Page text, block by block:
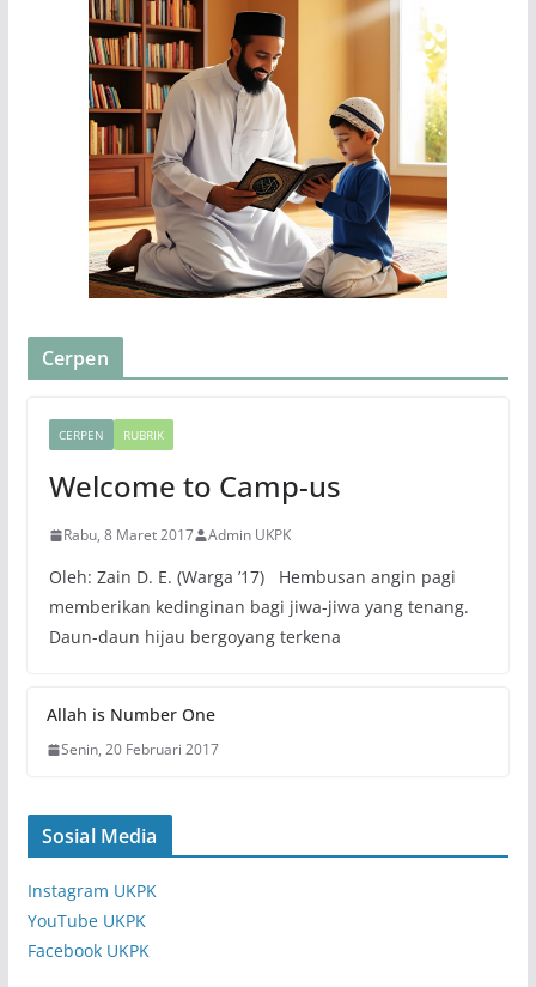
Cerpen
CERPEN RUBRIK
Welcome to Camp-us
Rabu, 8 Maret 2017 Admin UKPK
Oleh: Zain D. E. (Warga ’17) Hembusan angin pagi
memberikan kedinginan bagi jiwa-jiwa yang tenang.
Daun-daun hijau bergoyang terkena
Allah is Number One
Senin, 20 Februari 2017
Sosial Media
Instagram UKPK
YouTube UKPK
Facebook UKPK